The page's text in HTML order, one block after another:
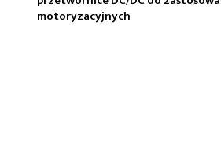
motoryzacyjnych